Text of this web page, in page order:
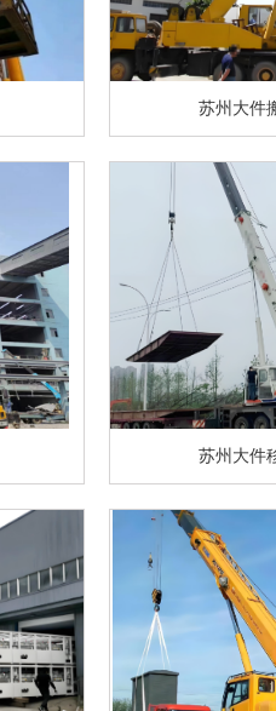
苏州大件
苏州大件